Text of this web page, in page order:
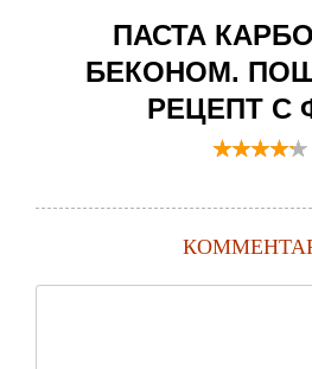
ПАСТА
БЕКОНОМ.
РЕЦЕПТ С